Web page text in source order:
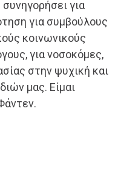
για
για συμβούλους
κοινωνικούς
για νοσοκόμες,
στην ψυχική και
μας. Είμαι